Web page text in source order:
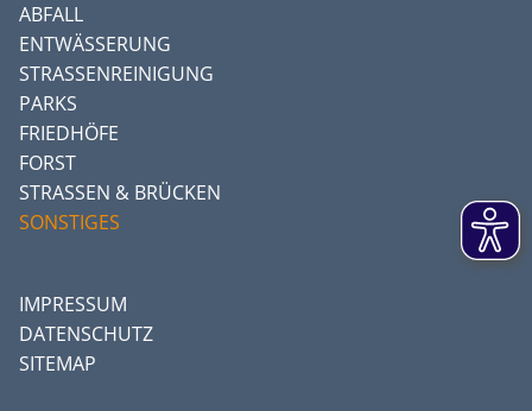
ABFALL
ENTWÄSSERUNG
STRASSENREINIGUNG
PARKS
FRIEDHÖFE
FORST
STRASSEN & BRÜCKEN
SONSTIGES
IMPRESSUM
DATENSCHUTZ
SITEMAP